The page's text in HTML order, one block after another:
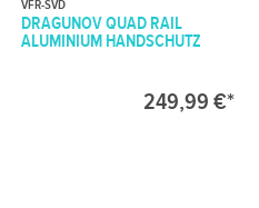
VFR-SVD
DRAGUNOV QUAD RAIL
ALUMINIUM HANDSCHUTZ
249,99 €*